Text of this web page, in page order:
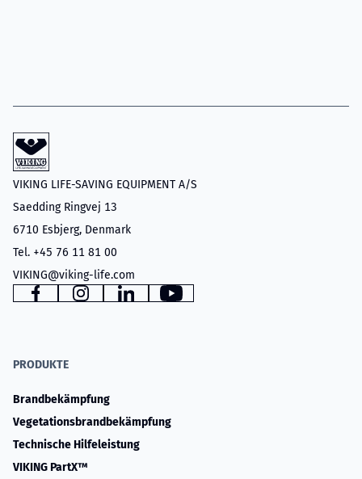
VIKING LIFE-SAVING EQUIPMENT A/S
Saedding Ringvej 13
6710 Esbjerg, Denmark
Tel. +45 76 11 81 00
VIKING@viking-life.com
www.facebook.com
www.instagram.com
www.linkedin.com
YouTube
PRODUKTE
Brandbekämpfung
Vegetationsbrandbekämpfung
Technische Hilfeleistung
VIKING PartX™